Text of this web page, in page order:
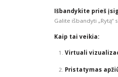
Išbandykite prieš
Galite išbandyti
Kaip tai veikia:
Virtuali
Pristatymas